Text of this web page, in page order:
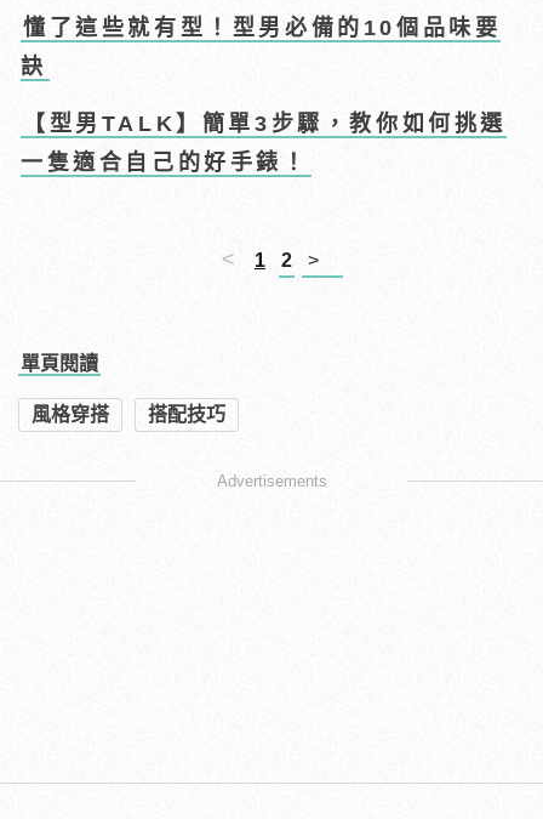
懂了這些就有型！型男必備的10個品味要
訣
【型男TALK】簡單3步驟，教你如何挑選
一隻適合自己的好手錶！
< 1 2 >
單頁閱讀
風格穿搭 搭配技巧
Advertisements